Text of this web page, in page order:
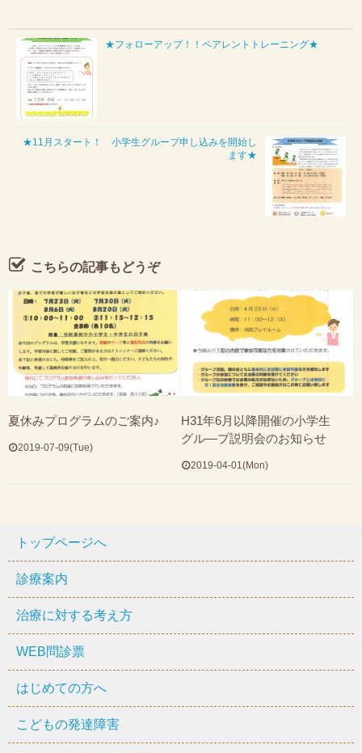
★フォローアップ！！ペアレントトレーニング★
★11月スタート！ 小学生グループ申し込みを開始し
ます★
こちらの記事もどうぞ
夏休みプログラムのご案内♪
2019-07-09(Tue)
H31年6月以降開催の小学生
グル―プ説明会のお知らせ
2019-04-01(Mon)
トップページへ
診療案内
治療に対する考え方
WEB問診票
はじめての方へ
こどもの発達障害